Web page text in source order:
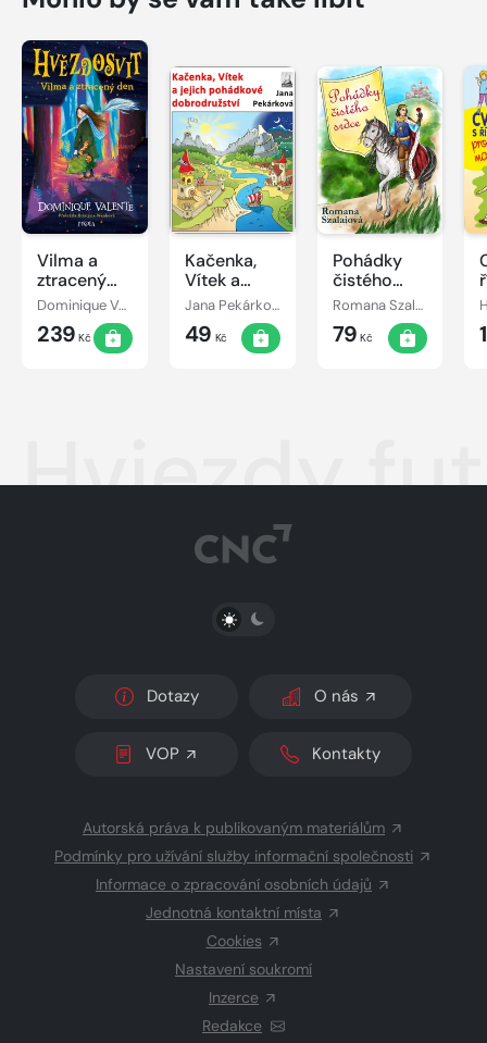
Vilma a
ztracený
den
Dominique Valente
239 Kč
Kačenka,
Vítek a
jejich
pohádkové
dobrodružství
Jana Pekárková
49 Kč
Pohádky
čistého
srdce
Romana Szalaiová
79 Kč
Hviezdy
PŘEPNOUT SVĚTLÝ/TMAVÝ REŽIM
Dotazy O nás
VOP Kontakty
Autorská práva k publikovaným materiálům
Podmínky pro užívání služby informační společnosti
Informace o zpracování osobních údajů
Jednotná kontaktní místa
Cookies
Nastavení soukromí
Inzerce
Redakce